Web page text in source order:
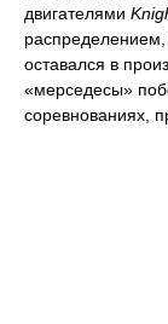
двигателями
распределением,
оставался в
«мерседесы»
соревнованиях,